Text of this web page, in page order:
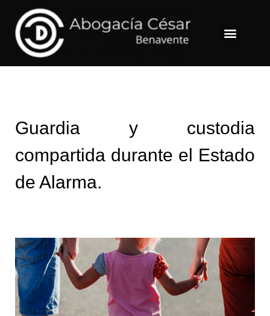
Menu
Guardia y custodia
compartida durante el Estado
de Alarma.